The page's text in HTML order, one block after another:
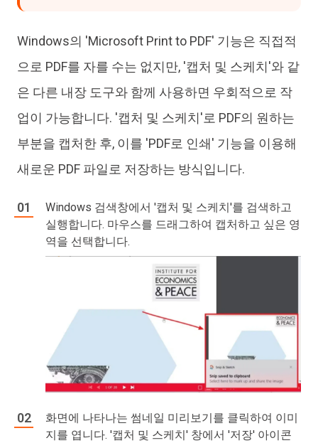
Windows의 'Microsoft Print to PDF' 기능은 직접적
으로 PDF를 자를 수는 없지만, '캡처 및 스케치'와 같
은 다른 내장 도구와 함께 사용하면 우회적으로 작
업이 가능합니다. '캡처 및 스케치'로 PDF의 원하는
부분을 캡처한 후, 이를 'PDF로 인쇄' 기능을 이용해
새로운 PDF 파일로 저장하는 방식입니다.
Windows 검색창에서 '캡처 및 스케치'를 검색하고
실행합니다. 마우스를 드래그하여 캡처하고 싶은 영
역을 선택합니다.
화면에 나타나는 썸네일 미리보기를 클릭하여 이미
지를 엽니다. '캡처 및 스케치' 창에서 '저장' 아이콘